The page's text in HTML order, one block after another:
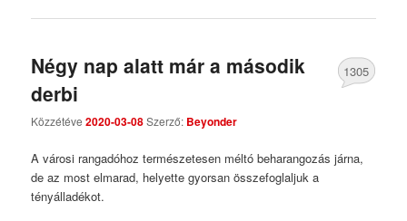
Négy nap alatt már a második
derbi
Közzétéve2020-03-08Szerző: Beyonder
1305
A városi rangadóhoz természetesen méltó beharangozás járna,
de az most elmarad, helyette gyorsan összefoglaljuk a
tényálladékot.